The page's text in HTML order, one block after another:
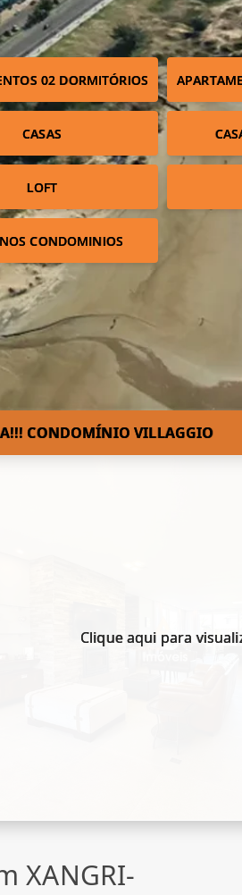
02 DORMITÓRIOS
CASAS
LOFT
CONDOMINIOS
CONDOMÍNIO VILLAGGIO
Clique aqui para
XANGRI-